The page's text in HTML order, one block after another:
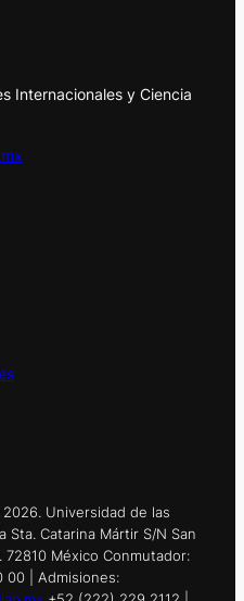
Internacionales y Ciencia
Universidad de las
Sta. Catarina Mártir S/N San
72810 México Conmutador:
00 | Admisiones: